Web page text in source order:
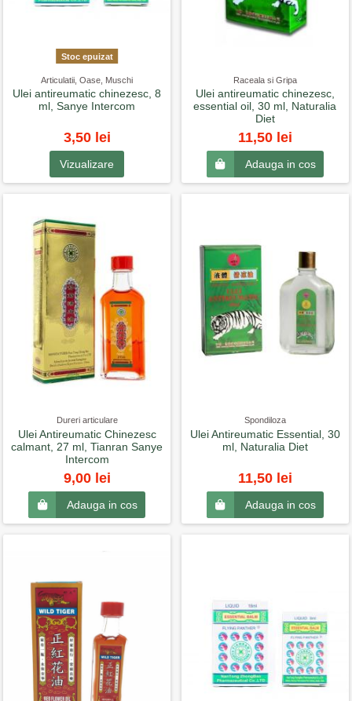
Stoc epuizat
Articulatii, Oase, Muschi
Ulei antireumatic chinezesc, 8
ml, Sanye Intercom
3,50 lei
Vizualizare
Raceala si Gripa
Ulei antireumatic chinezesc,
essential oil, 30 ml, Naturalia
Diet
11,50 lei
Adauga in cos
Dureri articulare
Ulei Antireumatic Chinezesc
calmant, 27 ml, Tianran Sanye
Intercom
9,00 lei
Adauga in cos
Spondiloza
Ulei Antireumatic Essential, 30
ml, Naturalia Diet
11,50 lei
Adauga in cos